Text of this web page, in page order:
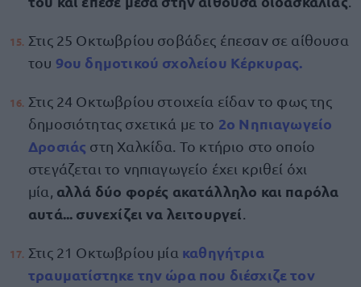
Στις 25 Οκτωβρίου σοβάδες έπεσαν σε αίθουσα
του 9ου δημοτικού σχολείου Κέρκυρας.
Στις 24 Οκτωβρίου στοιχεία είδαν το φως της
δημοσιότητας σχετικά με το 2ο Νηπιαγωγείο
Δροσιάς στη Χαλκίδα. Το κτήριο στο οποίο
στεγάζεται το νηπιαγωγείο έχει κριθεί όχι
μία, αλλά δύο φορές ακατάλληλο και παρόλα
αυτά... συνεχίζει να λειτουργεί
Στις 21 Οκτωβρίου μία καθηγήτρια
τραυματίστηκε την ώρα που διέσχιζε τον